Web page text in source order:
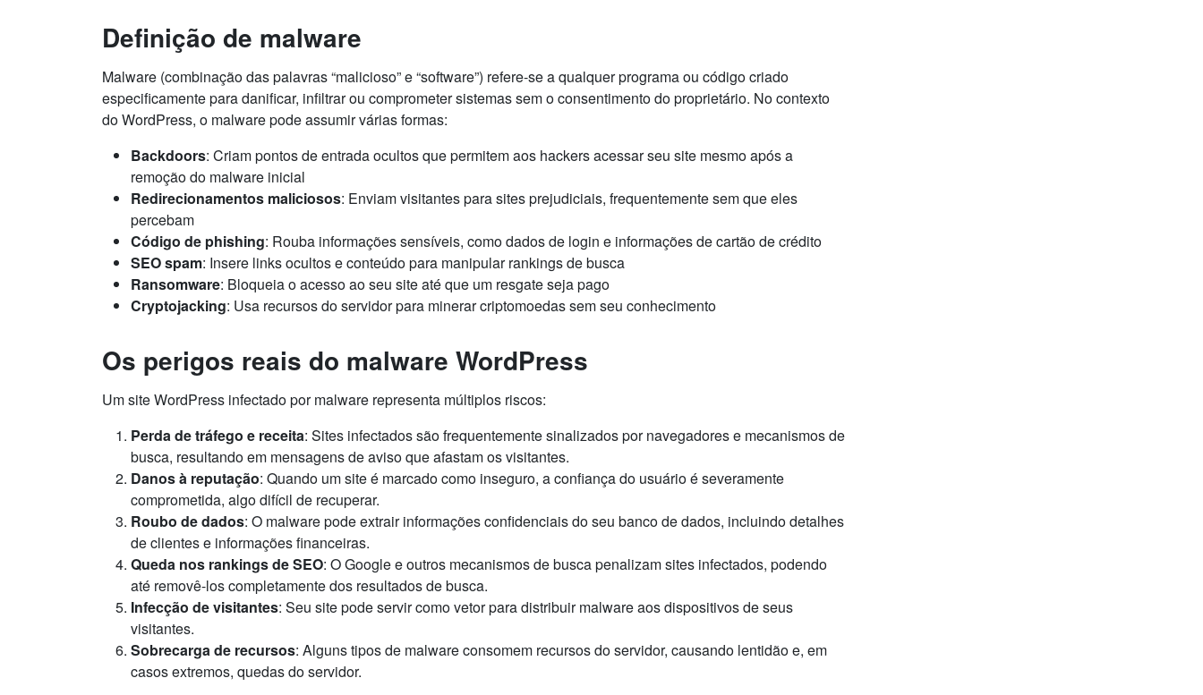
Definição de malware
Malware (combinação das palavras “malicioso” e “software”) refere-se a qualquer programa ou código criado
especificamente para danificar, infiltrar ou comprometer sistemas sem o consentimento do proprietário. No contexto
do WordPress, o malware pode assumir várias formas:
Backdoors: Criam pontos de entrada ocultos que permitem aos hackers acessar seu site mesmo após a
remoção do malware inicial
Redirecionamentos maliciosos: Enviam visitantes para sites prejudiciais, frequentemente sem que eles
percebam
Código de phishing: Rouba informações sensíveis, como dados de login e informações de cartão de crédito
SEO spam: Insere links ocultos e conteúdo para manipular rankings de busca
Ransomware: Bloqueia o acesso ao seu site até que um resgate seja pago
Cryptojacking: Usa recursos do servidor para minerar criptomoedas sem seu conhecimento
Os perigos reais do malware WordPress
Um site WordPress infectado por malware representa múltiplos riscos:
Perda de tráfego e receita: Sites infectados são frequentemente sinalizados por navegadores e mecanismos de
busca, resultando em mensagens de aviso que afastam os visitantes.
Danos à reputação: Quando um site é marcado como inseguro, a confiança do usuário é severamente
comprometida, algo difícil de recuperar.
Roubo de dados: O malware pode extrair informações confidenciais do seu banco de dados, incluindo detalhes
de clientes e informações financeiras.
Queda nos rankings de SEO: O Google e outros mecanismos de busca penalizam sites infectados, podendo
até removê-los completamente dos resultados de busca.
Infecção de visitantes: Seu site pode servir como vetor para distribuir malware aos dispositivos de seus
visitantes.
Sobrecarga de recursos: Alguns tipos de malware consomem recursos do servidor, causando lentidão e, em
casos extremos, quedas do servidor.